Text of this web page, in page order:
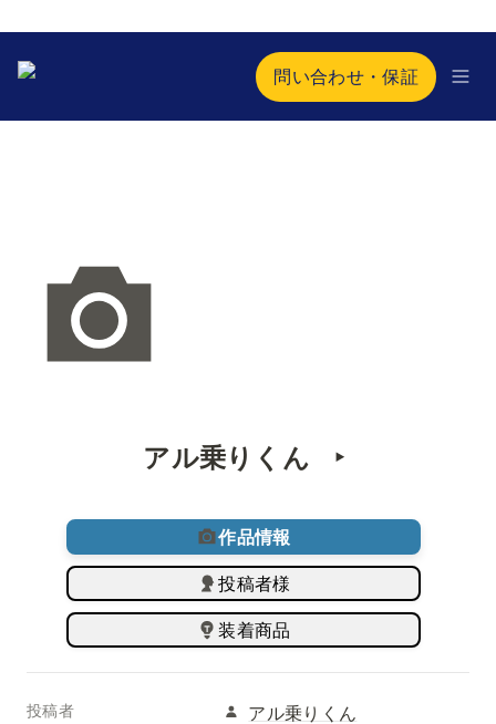
問い合わせ・保証
アル乗りくん   ‣
作品情報
投稿者様
装着商品
投稿者 アル乗りくん